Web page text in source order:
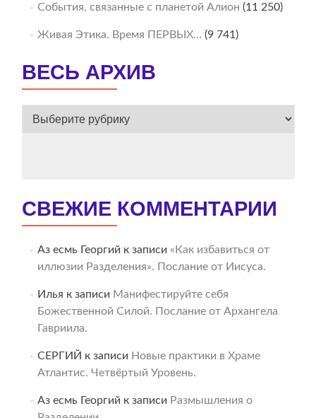
События, связанные с планетой Алион (11 250)
Живая Этика. Время ПЕРВЫХ… (9 741)
ВЕСЬ АРХИВ
ВЕСЬ
СВЕЖИЕ КОММЕНТАРИИ
Аз есмь Георгий к записи «Как избавиться от
иллюзии Разделения». Послание от Иисуса.
Илья к записи Манифестируйте себя
Божественной Силой. Послание от Архангела
Гавриила.
СЕРГИЙ к записи Новые практики в Храме
Атлантис. Четвёртый Уровень.
Аз есмь Георгий к записи Размышления о